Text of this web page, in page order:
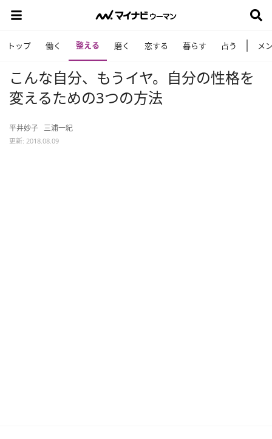
トップ 働く 整える 磨く 恋する 暮らす 占う メ
こんな自分、もうイヤ。自分の性格を
変えるための3つの方法
平井妙子 三浦一紀
更新: 2018.08.09